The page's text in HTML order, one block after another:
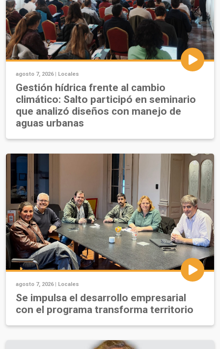
agosto 7, 2026 | Locales
Gestión hídrica frente al cambio
climático: Salto participó en seminario
que analizó diseños con manejo de
aguas urbanas
agosto 7, 2026 | Locales
Se impulsa el desarrollo empresarial
con el programa transforma territorio